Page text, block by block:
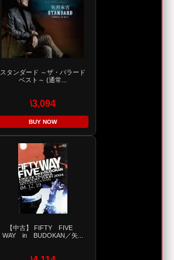
スタンダード ～ザ・バラード
ベスト～ (通常...
\3,094
BUY NOW
【中古】 FIFTY FIVE
WAY in BUDOKAN／矢...